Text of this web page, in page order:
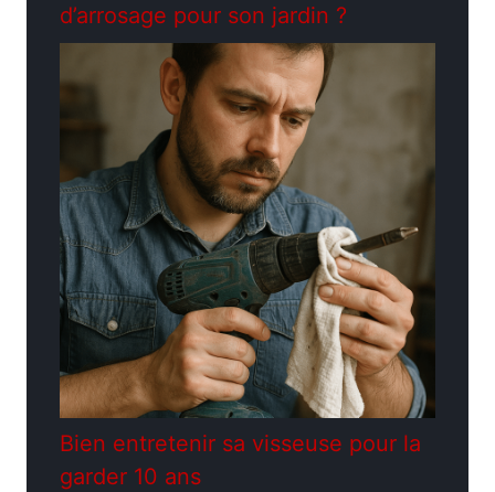
d’arrosage pour son jardin ?
Bien entretenir sa visseuse pour la
garder 10 ans